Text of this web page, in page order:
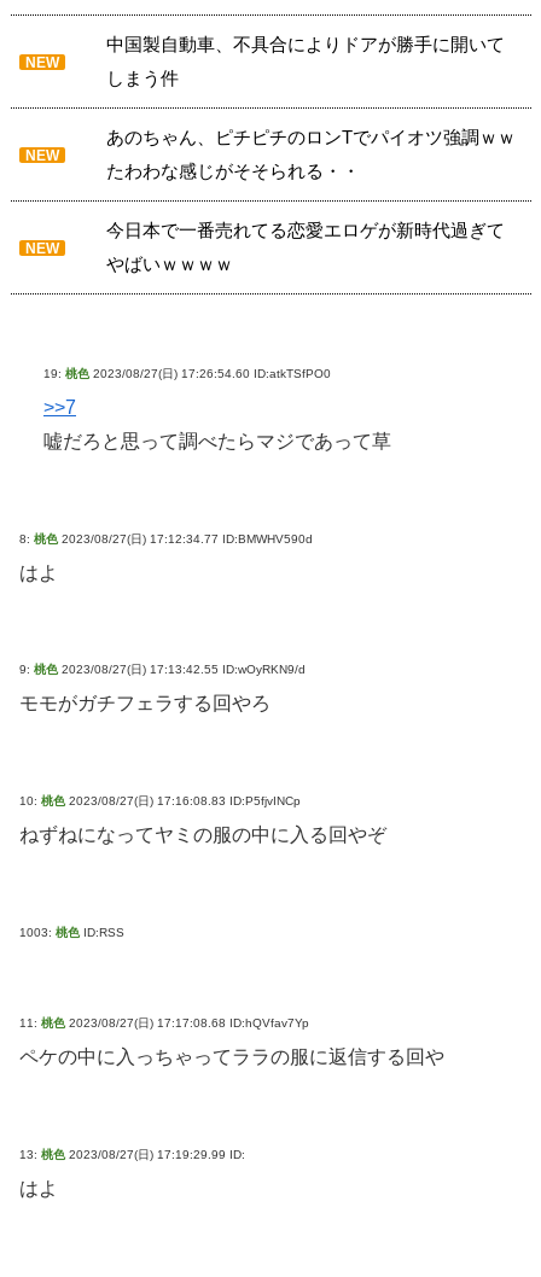
NEW
中国製自動車、不具合によりドアが勝手に開いて
しまう件
NEW
あのちゃん、ピチピチのロンTでパイオツ強調ｗｗ
たわわな感じがそそられる・・
NEW
今日本で一番売れてる恋愛エロゲが新時代過ぎて
やばいｗｗｗｗ
19: 桃色 2023/08/27(日) 17:26:54.60 ID:atkTSfPO0
>>7
嘘だろと思って調べたらマジであって草
8: 桃色 2023/08/27(日) 17:12:34.77 ID:BMWHV590d
はよ
9: 桃色 2023/08/27(日) 17:13:42.55 ID:wOyRKN9/d
モモがガチフェラする回やろ
10: 桃色 2023/08/27(日) 17:16:08.83 ID:P5fjvINCp
ねずねになってヤミの服の中に入る回やぞ
1003: 桃色 ID:RSS
11: 桃色 2023/08/27(日) 17:17:08.68 ID:hQVfav7Yp
ペケの中に入っちゃってララの服に返信する回や
13: 桃色 2023/08/27(日) 17:19:29.99 ID:
はよ